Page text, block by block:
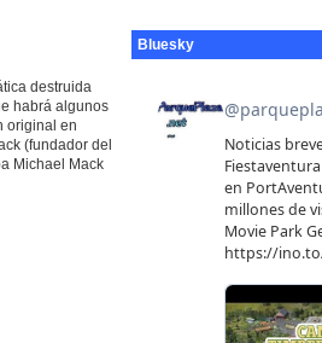
destruida
habrá algunos
original en
(fundador del
Michael Mack
Bluesky